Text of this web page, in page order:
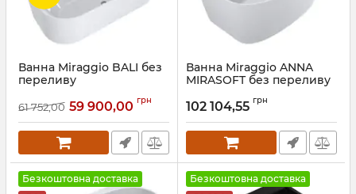
Ванна Miraggio BALI без
переливу
61 752,00 59 900,00 грн
Ванна Miraggio ANNA
MIRASOFT без переливу
102 104,55 грн
Безкоштовна доставка
Безкоштовна доставка